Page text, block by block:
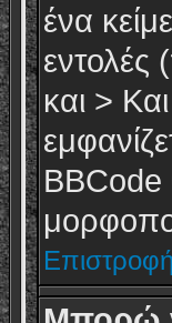
ένα
εντολές
και >
BBCode